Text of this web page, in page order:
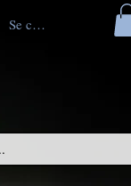
Se connecter